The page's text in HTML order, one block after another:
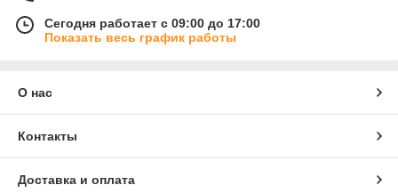
Сегодня работает с 09:00 до 17:00
Показать весь график работы
О нас
Контакты
Доставка и оплата